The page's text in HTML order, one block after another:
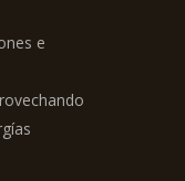
e